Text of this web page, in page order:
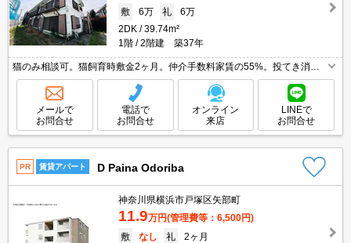
敷
6万 礼
6万
2DK
39.74m²
1階
2階建 築37年
猫のみ相談可。猫飼育時敷金2ヶ月。仲介手数料家賃の55%。投てき消火
剤6,930円。引越指定業者あり。画像の家具小物はCGであり付いていませ
ん。収納あり。最新の空室状況はお気軽にお問い合わせ下さい。
メールで
お問合せ
電話で
お問合せ
オンライン
来店
LINEで
お問合せ
PR 賃貸アパート D Paina Odoriba
神奈川県横浜市戸塚区矢部町
11.9万円(管理費等：6,500円)
敷
なし 礼
2ヶ月